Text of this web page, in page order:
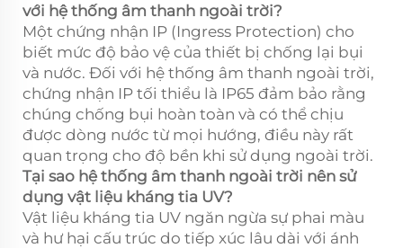
với hệ thống âm thanh ngoài trời?
Một chứng nhận IP (Ingress Protection) cho
biết mức độ bảo vệ của thiết bị chống lại bụi
và nước. Đối với hệ thống âm thanh ngoài trời,
chứng nhận IP tối thiểu là IP65 đảm bảo rằng
chúng chống bụi hoàn toàn và có thể chịu
được dòng nước từ mọi hướng, điều này rất
quan trọng cho độ bền khi sử dụng ngoài trời.
Tại sao hệ thống âm thanh ngoài trời nên sử
dụng vật liệu kháng tia UV?
Vật liệu kháng tia UV ngăn ngừa sự phai màu
và hư hại cấu trúc do tiếp xúc lâu dài với ánh